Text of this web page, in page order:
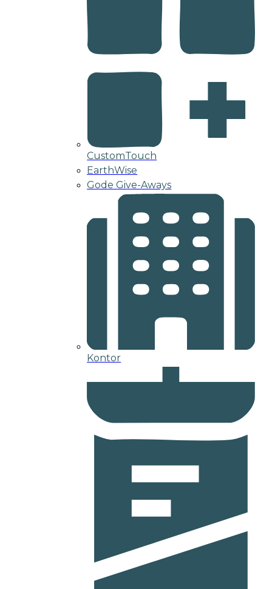
CustomTouch
EarthWise
Gode Give-Aways
Kontor